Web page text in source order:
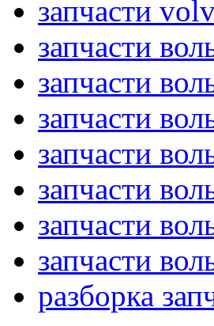
запчасти
запчасти
запчасти
запчасти
запчасти
запчасти
запчасти
запчасти
разборка